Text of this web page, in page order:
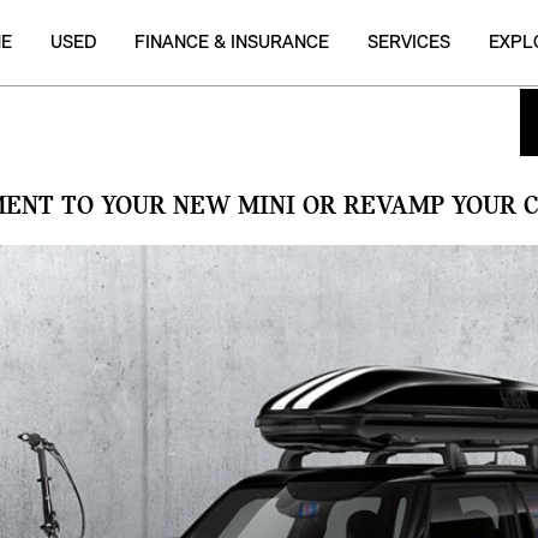
USED FINANCE & INSURANCE SERVICES
TO YOUR NEW MINI OR REVAMP YOUR